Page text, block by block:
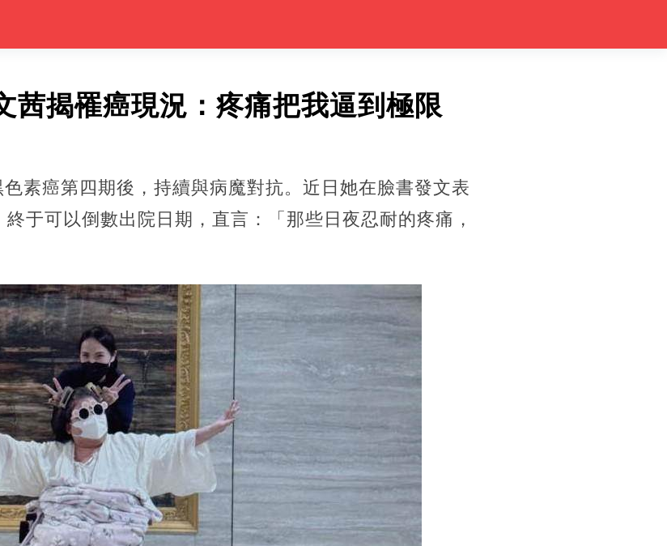
茜揭罹癌現況：疼痛把我逼到極限
素癌第四期後，持續與病魔對抗。近日她在臉書發文表
于可以倒數出院日期，直言：「那些日夜忍耐的疼痛，